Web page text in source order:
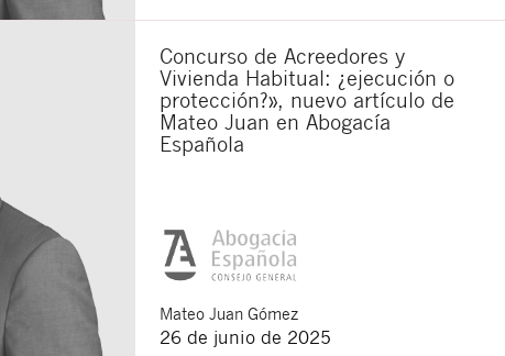
Concurso de Acreedores y
Vivienda Habitual: ¿ejecución o
protección?», nuevo artículo de
Mateo Juan en Abogacía
Española
Mateo Juan Gómez
26 de junio de 2025